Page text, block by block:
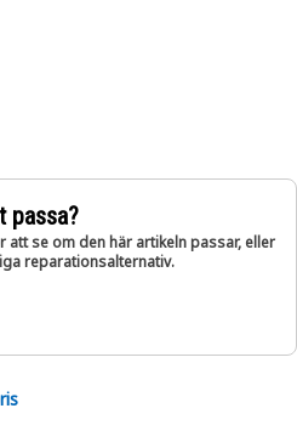
passa?
att se om den här artikeln passar, eller
reparationsalternativ.